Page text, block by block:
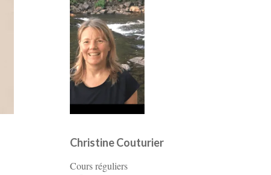
Christine Couturier
Cours réguliers